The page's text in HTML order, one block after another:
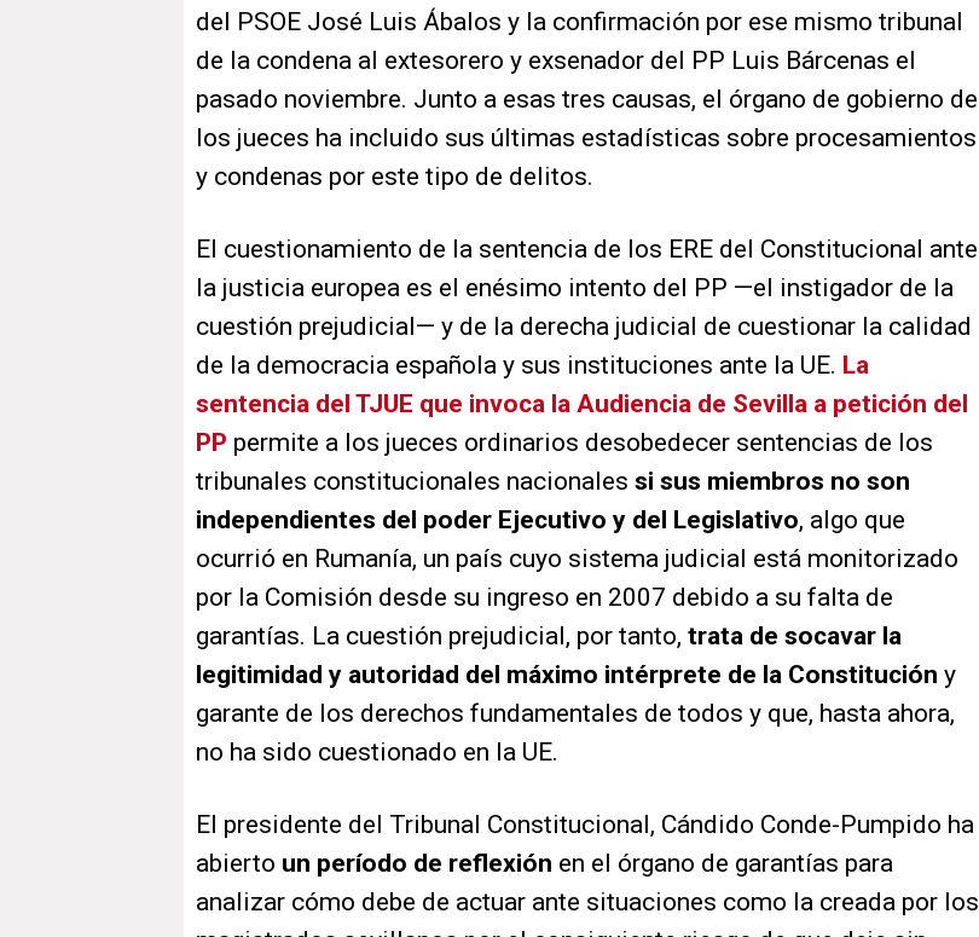
del PSOE José Luis Ábalos y la confirmación por ese mismo tribunal
de la condena al extesorero y exsenador del PP Luis Bárcenas el
pasado noviembre. Junto a esas tres causas, el órgano de gobierno de
los jueces ha incluido sus últimas estadísticas sobre procesamientos
y condenas por este tipo de delitos.
El cuestionamiento de la sentencia de los ERE del Constitucional ante
la justicia europea es el enésimo intento del PP —el instigador de la
cuestión prejudicial— y de la derecha judicial de cuestionar la calidad
de la democracia española y sus instituciones ante la UE. La
sentencia del TJUE que invoca la Audiencia de Sevilla a petición del
PP permite a los jueces ordinarios desobedecer sentencias de los
tribunales constitucionales nacionales si sus miembros no son
independientes del poder Ejecutivo y del Legislativo, algo que
ocurrió en Rumanía, un país cuyo sistema judicial está monitorizado
por la Comisión desde su ingreso en 2007 debido a su falta de
garantías. La cuestión prejudicial, por tanto, trata de socavar la
legitimidad y autoridad del máximo intérprete de la Constitución y
garante de los derechos fundamentales de todos y que, hasta ahora,
no ha sido cuestionado en la UE.
El presidente del Tribunal Constitucional, Cándido Conde-Pumpido ha
abierto un período de reflexión en el órgano de garantías para
analizar cómo debe de actuar ante situaciones como la creada por los